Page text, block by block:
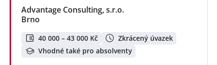
Advantage Consulting, s.r.o.
Brno
40 000 – 43 000 Kč
Zkrácený úvazek
Vhodné také pro absolventy